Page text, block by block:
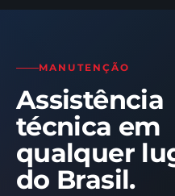
MANUTENÇÃO
Assistência
técnica em
qualquer
do Brasil.